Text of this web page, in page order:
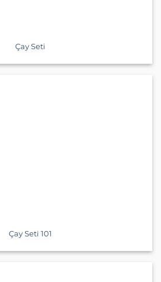
Çay Seti
Çay Seti 101